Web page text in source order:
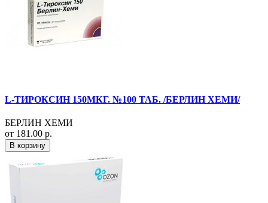
L-ТИРОКСИН 150МКГ. №100 ТАБ. /БЕРЛИН ХЕМИ/
БЕРЛИН ХЕМИ
от 181.00 р.
В корзину